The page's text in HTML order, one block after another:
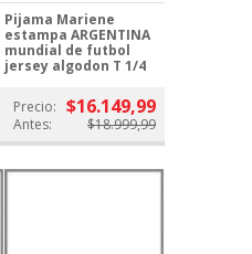
Pijama Mariene
estampa ARGENTINA
mundial de futbol
jersey algodon T 1/4
Precio: $16.149,99
Antes: $18.999,99